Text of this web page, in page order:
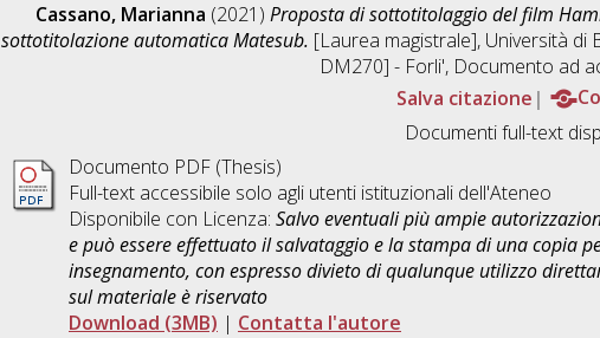
Cassano, Marianna (2021) Proposta di sottotitolaggio del film
sottotitolazione automatica Matesub. [Laurea magistrale], Università di
DM270] - Forli', Documento ad
Salva citazione
Documenti full-text
Documento PDF (Thesis)
Full-text accessibile solo agli utenti istituzionali dell'Ateneo
Disponibile con Licenza: Salvo eventuali più ampie
e può essere effettuato il salvataggio e la stampa di una copia
insegnamento, con espresso divieto di qualunque utilizzo
sul materiale è riservato
Download (3MB) | Contatta l'autore